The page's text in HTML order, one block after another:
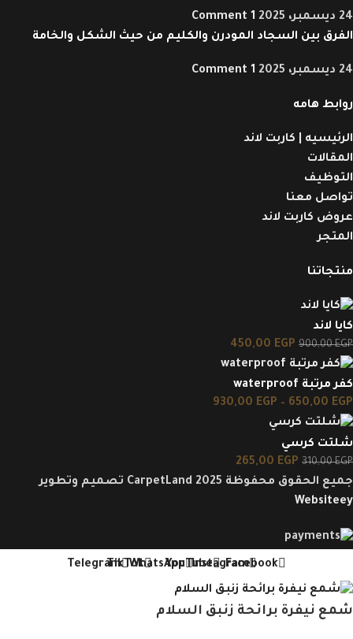
24 ديسمبر، 2025
1 Comment
الفرق بين السجاد المودرن والكليم من حيث الشكل والخامة
24 ديسمبر، 2025 1 Comment
روابط هامه
الرئيسيه | كاربت لاند
المقالات
التوظيف
تواصل معنا
عروض كاربت لاند
المتجر
منتجاتنا
كايا لاند
900,00EGP
450,00 EGP
كفر مرتبة waterproof
650,00 EGP
–
930,00 EGP
شلتت كرسي
310,00EGP
265,00 EGP
جميع الحقوق محفوظة CarpetLand 2025 تصميم وتطوير
Websiteey
Facebook
Instagram
YouTube
WhatsApp
TikTok
Telegram
شمع نيفرة برائحة زنبق السلام